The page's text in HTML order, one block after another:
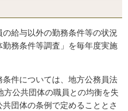
給与以外の勤務条件等の状況
務条件等調査」を毎年度実施
件については、地方公務員法
公共団体の職員との均衡を失
団体の条例で定めることとさ